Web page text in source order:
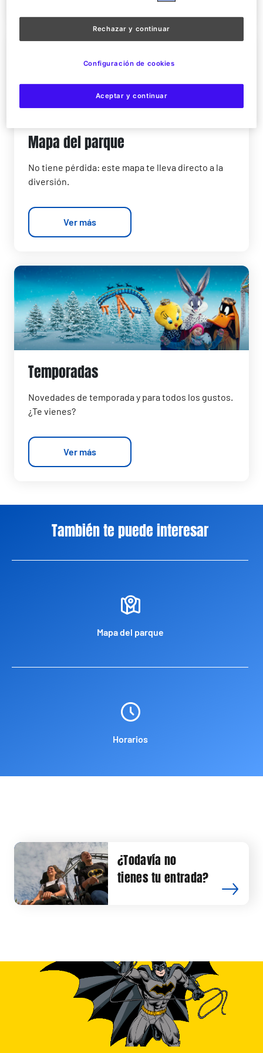
Mapa del parque
No tiene pérdida: este mapa te lleva directo a la
diversión.
Ver más
Temporadas
Novedades de temporada y para todos los gustos.
¿Te vienes?
Ver más
También te puede interesar
Mapa del parque
Horarios
¿Todavía no
tienes tu entrada?
Rechazar y continuar
Aceptar y continuar
Configuración de cookies